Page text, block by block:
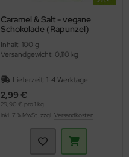
Caramel & Salt - vegane
Schokolade (Rapunzel)
Inhalt: 100 g
Versandgewicht: 0,110 kg
Lieferzeit: 1-4 Werktage
2,99 €
29,90 € pro 1 kg
inkl. 7 % MwSt. zzgl. Versandkosten